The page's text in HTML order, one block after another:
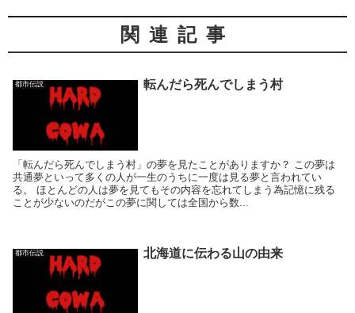
関連記事
都市伝説 転んだら死んでしまう村
「転んだら死んでしまう村」の夢を見たことがありますか？ この夢は
共通夢といって多くの人が一生のうちに一度は見る夢と言われてい
る。 ほとんどの人は夢を見てもその内容を忘れてしまう為記憶に残る
ことが少ないのだがこの夢に関しては全国から数...
都市伝説 北海道に伝わる山の由来